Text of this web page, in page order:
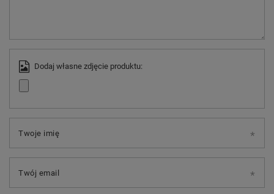
Dodaj własne zdjęcie produktu:
Twoje imię
Twój email